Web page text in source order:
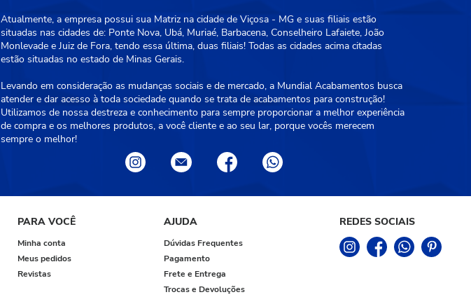
Atualmente, a empresa possui sua Matriz na cidade de Viçosa - MG e suas filiais estão
situadas nas cidades de: Ponte Nova, Ubá, Muriaé, Barbacena, Conselheiro Lafaiete, João
Monlevade e Juiz de Fora, tendo essa última, duas filiais! Todas as cidades acima citadas
estão situadas no estado de Minas Gerais.
Levando em consideração as mudanças sociais e de mercado, a Mundial Acabamentos busca
atender e dar acesso à toda sociedade quando se trata de acabamentos para construção!
Utilizamos de nossa destreza e conhecimento para sempre proporcionar a melhor experiência
de compra e os melhores produtos, a você cliente e ao seu lar, porque vocês merecem
sempre o melhor!
PARA VOCÊ
Minha conta
Meus pedidos
Revistas
AJUDA
Dúvidas Frequentes
Pagamento
Frete e Entrega
Trocas e Devoluções
REDES SOCIAIS